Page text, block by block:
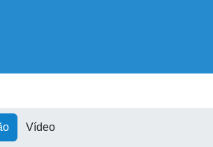
Vídeo